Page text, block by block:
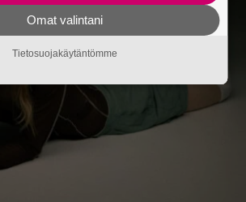
Omat valintani
Tietosuojakäytäntömme